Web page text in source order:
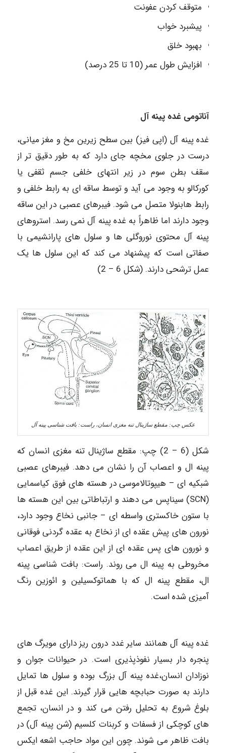
متوقف کردن عفونت
پیشبرد خواب
بهبود خلق
افزایش طول عمر (10 تا 25 درصد)
آناتومی غده پینه آل
غده پینه آل (اپی فیز) بین سطح زیرین مخ و مغز میانی،
درست در جلوی مخچه جای دارد که به طور دقیق تر از
سقف بطن سوم در زیر انتهای خلفی جسم ثقفی یا
کورکالو به وجود می آید و توسط ساقه ای به رابط خلفی و
رابط هابنولا متصل می شود. فیبرهای عصبی در این ساقه
وجود دارند اما ظاهراً به غده پینه آل نمی رسد. استروهای
پینه آل محتوی نوروگلی ها و سلول های پارانشیمی با
صفاتی است که پیشنهاد می کند که این سلول ها یک
عمل ترشحی دارند. (شکل 6 – 2)
عکس چپ: مقطع ساژینال تنه مغزی انسان، راست: بافت شناسی پینه آل
شکل (6 – 2) چپ: مقطع ساژینال تنه مغزی انسان که
پینه ال و اعصاب آن را نشان می دهد. فیبرهای عصبی
شبکیه ای – هیپوتالاموسی در هسته های فوق کیاسمایی
(SCN) سیناپس می دهند و ارتباطاتی بین این هسته ها
با ستون خاکستری واسطه ای – جانبی نخاع وجود دارد،
نورون های پیش عقده ای از نخاع به عقده گردنی فوقانی
و نورون های پس عقده ای از این عقده از طریق اعصاب
مخروطی به پینه ال می روند. راست: بافت شناسی پینه
ال، مقطع پینه ال که با هماتوکسیلین و ائوزین رنگ
آمیزی شده است.
غده پینه آل همانند سایر غدد درون ریز دارای مویرگ های
پنجره دار بسیار نفوذپذیری است. در حیوانات جوان و
نوزادان انسان،غده پینه آل بزرگ بوده و سلول ها تمایل
دارند به صورت حبابچه هایی قرار گیرند. این غده قبل از
بلوغ شروع به تحلیل رفتن می کند و در انسان، تجمع
های کوچکی از فسفات و کربنات کلسیم (شن پینه آل) در
بافت ظاهر می شوند. چون این مواد حاجب اشعه ایکس